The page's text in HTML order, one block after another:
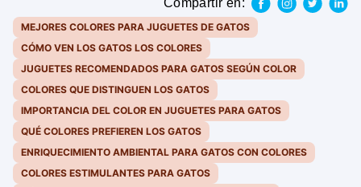
Compartir en:
MEJORES COLORES PARA JUGUETES DE GATOS
CÓMO VEN LOS GATOS LOS COLORES
JUGUETES RECOMENDADOS PARA GATOS SEGÚN COLOR
COLORES QUE DISTINGUEN LOS GATOS
IMPORTANCIA DEL COLOR EN JUGUETES PARA GATOS
QUÉ COLORES PREFIEREN LOS GATOS
ENRIQUECIMIENTO AMBIENTAL PARA GATOS CON COLORES
COLORES ESTIMULANTES PARA GATOS